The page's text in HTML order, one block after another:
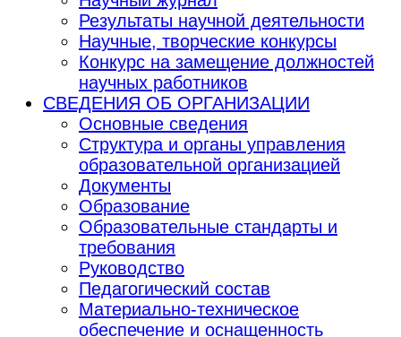
Результаты научной деятельности
Научные, творческие конкурсы
Конкурс на замещение должностей
научных работников
СВЕДЕНИЯ ОБ ОРГАНИЗАЦИИ
Основные сведения
Структура и органы управления
образовательной организацией
Документы
Образование
Образовательные стандарты и
требования
Руководство
Педагогический состав
Материально-техническое
обеспечение и оснащенность